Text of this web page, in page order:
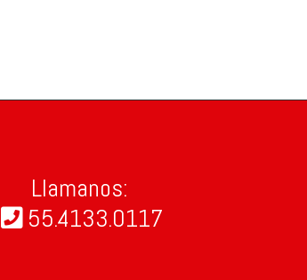
Llamanos:
55.4133.0117